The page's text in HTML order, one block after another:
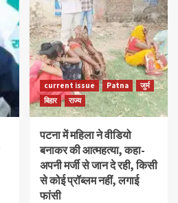
current issue Patna
जुर्म
बिहार
राज्य
पटना में महिला ने वीडियो
बनाकर की आत्महत्या, कहा-
अपनी मर्जी से जान दे रही, किसी
से कोई प्रॉब्लम नहीं, लगाई
फांसी